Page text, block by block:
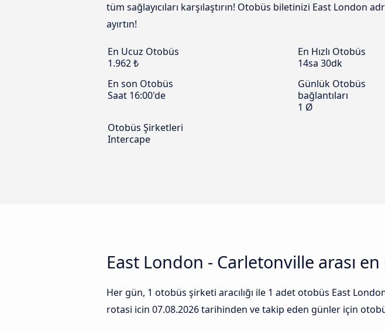
tüm sağlayıcıları karşılaştırın! Otobüs biletinizi East London
ayırtın!
En Ucuz Otobüs
1.962 ₺
En Hızlı Otobüs
14sa 30dk
En son Otobüs
Saat 16:00'de
Günlük Otobüs
bağlantıları
1 Ø
Otobüs Şirketleri
Intercape
East London - Carletonville arası
Her gün, 1 otobüs şirketi aracılığı ile 1 adet otobüs East
rotasi icin 07.08.2026tarihinden ve takip eden günler için